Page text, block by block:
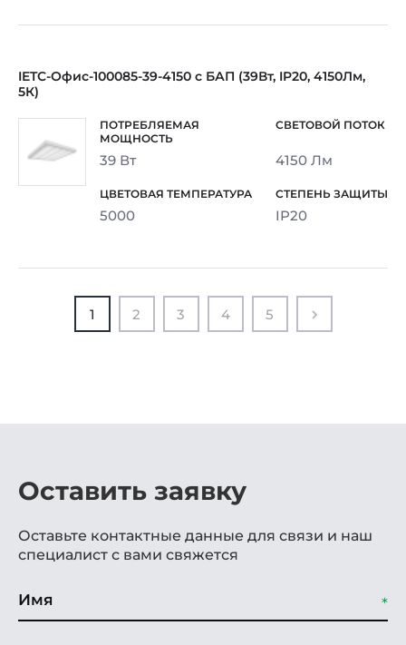
IETC-Офис-100085-39-4150 с БАП (39Вт, IP20, 4150Лм,
5К)
39 Вт 4150 Лм
5000 IP20
1 2 3 4 5
Оставить заявку
Оставьте контактные данные для связи и наш
специалист с вами свяжется